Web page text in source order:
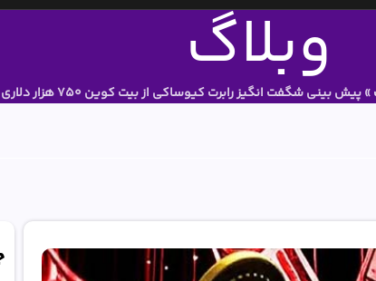
وبلاگ »پیش بینی شگفت انگیز رابرت کیوساکی از بیت کوین 750 هزار دلاری